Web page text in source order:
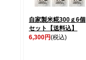
自家製米糀300ｇ6個
セット【送料込】
6,300円(税込)